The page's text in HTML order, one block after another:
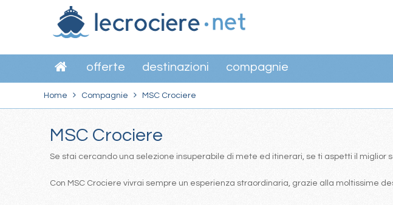
offerte destinazioni compagnie
Home Compagnie MSC Crociere
MSC Crociere
Se stai cercando una selezione insuperabile di mete ed itinerari, se ti aspetti il miglior
Con MSC Crociere vivrai sempre un esperienza straordinaria, grazie alla moltissime